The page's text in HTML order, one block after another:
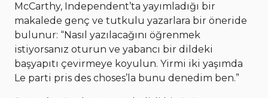
McCarthy, Independent’ta yayımladığı bir
makalede genç ve tutkulu yazarlara bir öneride
bulunur: “Nasıl yazılacağını öğrenmek
istiyorsanız oturun ve yabancı bir dildeki
başyapıtı çevirmeye koyulun. Yirmi iki yaşımda
Le parti pris des choses’la bunu denedim ben.”